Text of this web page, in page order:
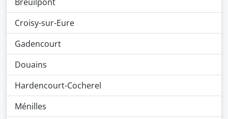
Croisy-sur-Eure
Gadencourt
Douains
Hardencourt-Cocherel
Ménilles